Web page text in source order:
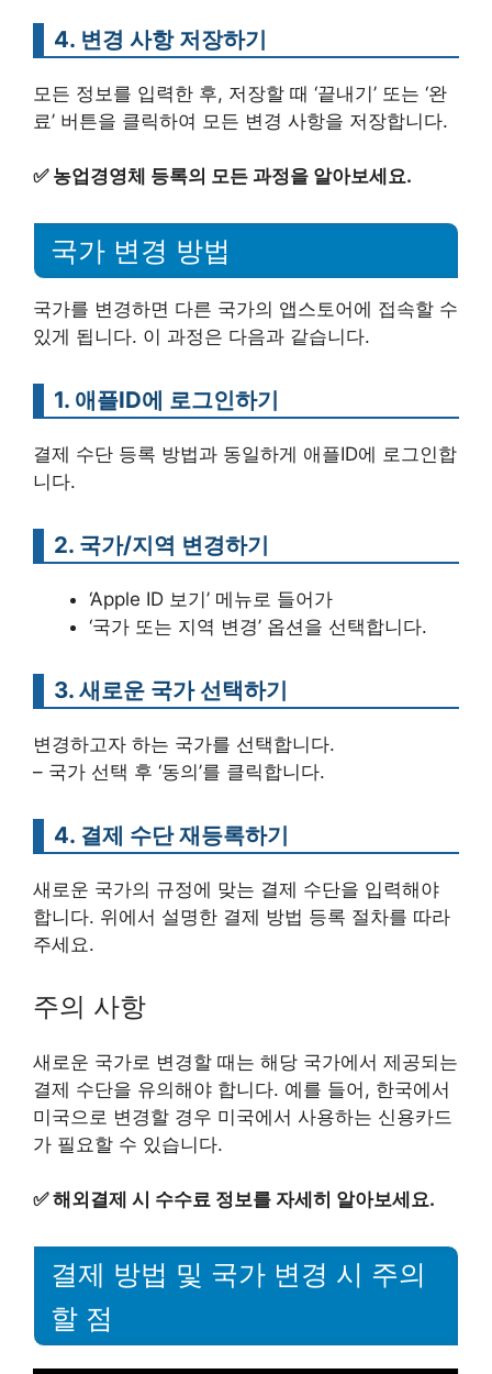
4. 변경 사항 저장하기
모든 정보를 입력한 후, 저장할 때 ‘끝내기’ 또는 ‘완
료’ 버튼을 클릭하여 모든 변경 사항을 저장합니다.
✅ 농업경영체 등록의 모든 과정을 알아보세요.
국가 변경 방법
국가를 변경하면 다른 국가의 앱스토어에 접속할 수
있게 됩니다. 이 과정은 다음과 같습니다.
1. 애플ID에 로그인하기
결제 수단 등록 방법과 동일하게 애플ID에 로그인합
니다.
2. 국가/지역 변경하기
‘Apple ID 보기’ 메뉴로 들어가
‘국가 또는 지역 변경’ 옵션을 선택합니다.
3. 새로운 국가 선택하기
변경하고자 하는 국가를 선택합니다.
– 국가 선택 후 ‘동의’를 클릭합니다.
4. 결제 수단 재등록하기
새로운 국가의 규정에 맞는 결제 수단을 입력해야
합니다. 위에서 설명한 결제 방법 등록 절차를 따라
주세요.
주의 사항
새로운 국가로 변경할 때는 해당 국가에서 제공되는
결제 수단을 유의해야 합니다. 예를 들어, 한국에서
미국으로 변경할 경우 미국에서 사용하는 신용카드
가 필요할 수 있습니다.
✅해외결제 시 수수료 정보를 자세히 알아보세요.
결제 방법 및 국가 변경 시 주의
할 점